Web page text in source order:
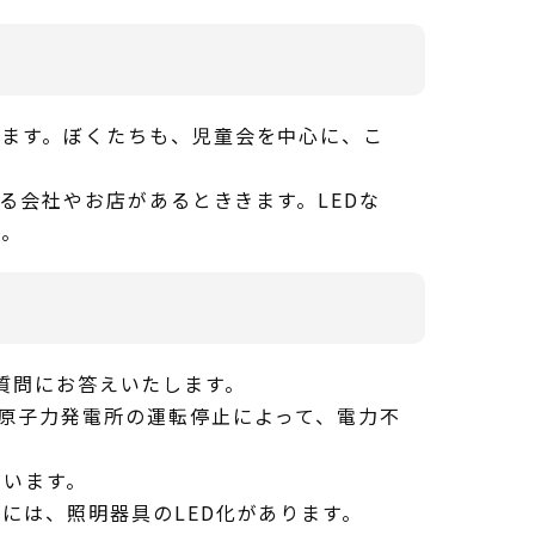
。ぼくたちも、児童会を中心に、こ
社やお店があるとききます。LEDな
にお答えいたします。
力発電所の運転停止によって、電力不
ます。
、照明器具のLED化があります。